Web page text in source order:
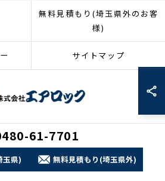
61-7701
玉県) 無料見積もり(埼玉県外)
無料見積もり(埼玉県外のお客
様)
サイトマップ
ォームなら株式会社エアロック ALL RIGHTS
RESERVED.